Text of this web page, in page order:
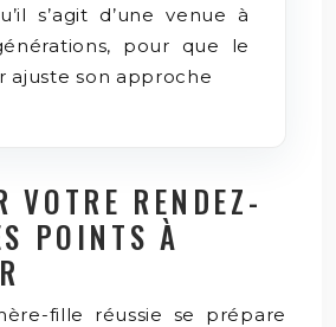
s’agit d’une venue à
pour que le
ajuste son approche
VOTRE RENDEZ-
POINTS À
fille réussie se prépare